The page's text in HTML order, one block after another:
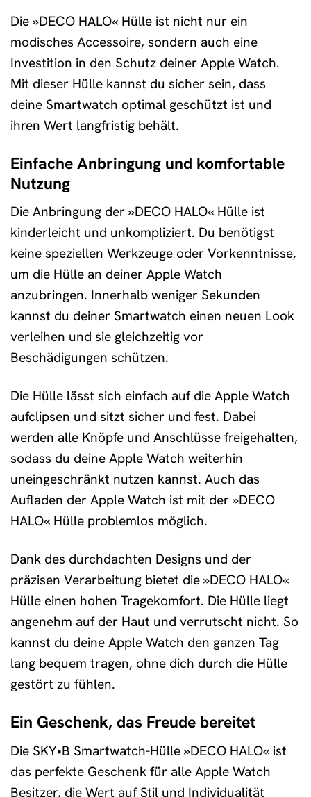
Die »DECO HALO« Hülle ist nicht nur ein
modisches Accessoire, sondern auch eine
Investition in den Schutz deiner Apple Watch.
Mit dieser Hülle kannst du sicher sein, dass
deine Smartwatch optimal geschützt ist und
ihren Wert langfristig behält.
Einfache Anbringung und komfortable
Nutzung
Die Anbringung der »DECO HALO« Hülle ist
kinderleicht und unkompliziert. Du benötigst
keine speziellen Werkzeuge oder Vorkenntnisse,
um die Hülle an deiner Apple Watch
anzubringen. Innerhalb weniger Sekunden
kannst du deiner Smartwatch einen neuen Look
verleihen und sie gleichzeitig vor
Beschädigungen schützen.
Die Hülle lässt sich einfach auf die Apple Watch
aufclipsen und sitzt sicher und fest. Dabei
werden alle Knöpfe und Anschlüsse freigehalten,
sodass du deine Apple Watch weiterhin
uneingeschränkt nutzen kannst. Auch das
Aufladen der Apple Watch ist mit der »DECO
HALO« Hülle problemlos möglich.
Dank des durchdachten Designs und der
präzisen Verarbeitung bietet die »DECO HALO«
Hülle einen hohen Tragekomfort. Die Hülle liegt
angenehm auf der Haut und verrutscht nicht. So
kannst du deine Apple Watch den ganzen Tag
lang bequem tragen, ohne dich durch die Hülle
gestört zu fühlen.
Ein Geschenk, das Freude bereitet
Die SKY•B Smartwatch-Hülle »DECO HALO« ist
das perfekte Geschenk für alle Apple Watch
Besitzer, die Wert auf Stil und Individualität